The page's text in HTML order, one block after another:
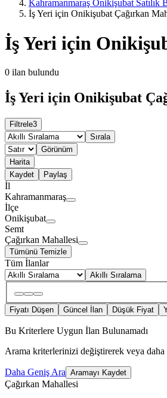
Kahramanmaraş Onikişubat Satılık
İş Yeri için Onikişubat Çağırkan
İş Yeri için
0 ilan bulundu
İş Yeri için Onikişubat
Filtrele3
Sırala
Görünüm
Harita
Kaydet
Paylaş
İl
Kahramanmaraş
İlçe
Onikişubat
Semt
Çağırkan Mahallesi
Tümünü Temizle
Tüm İlanlar
Akıllı Sıralama
Fiyatı Düşen Güncel İlan Düşük Fiyat
Bu Kriterlere Uygun İlan Bulunamadı
Arama kriterlerinizi değiştirerek veya
Daha Geniş Ara Aramayı Kaydet
Çağırkan Mahallesi